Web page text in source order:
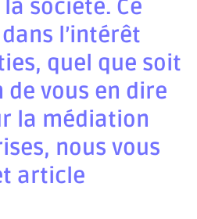
société. Ce
l’intérêt
, quel que soit
de vous en dire
la médiation
nous vous
article